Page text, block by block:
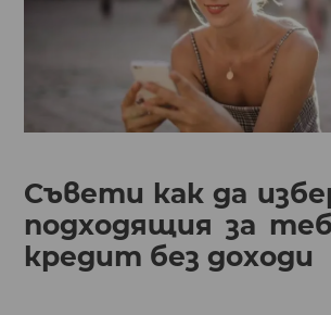
Съвети как да
подходящия за
кредит без доходи